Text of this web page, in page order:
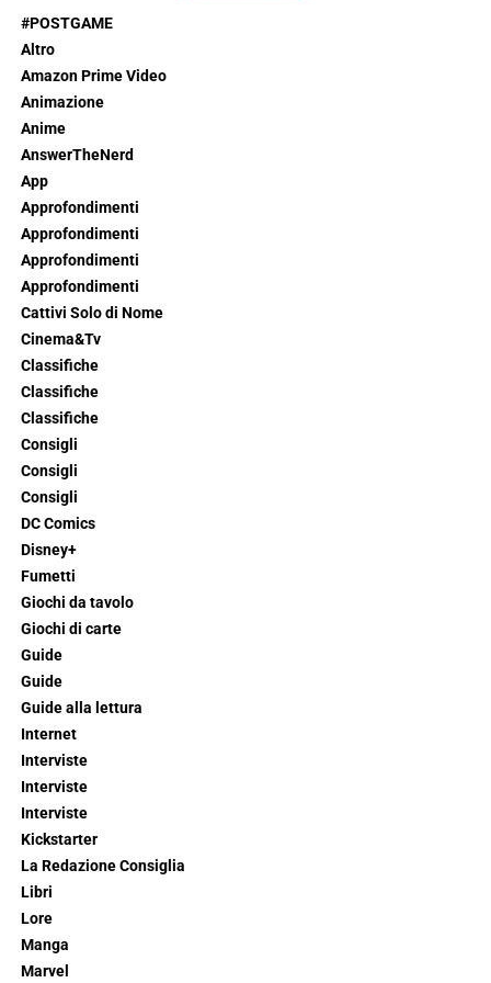
#POSTGAME
Altro
Amazon Prime Video
Animazione
Anime
AnswerTheNerd
App
Approfondimenti
Approfondimenti
Approfondimenti
Approfondimenti
Cattivi Solo di Nome
Cinema&Tv
Classifiche
Classifiche
Classifiche
Consigli
Consigli
Consigli
DC Comics
Disney+
Fumetti
Giochi da tavolo
Giochi di carte
Guide
Guide
Guide alla lettura
Internet
Interviste
Interviste
Interviste
Kickstarter
La Redazione Consiglia
Libri
Lore
Manga
Marvel